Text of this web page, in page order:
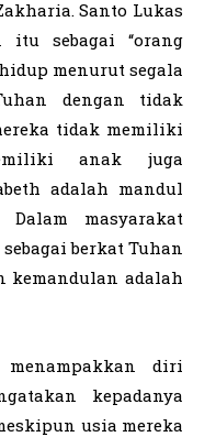
Santo Lukas
itu sebagai “orang
menurut segala
dengan tidak
tidak memiliki
anak juga
adalah mandul
masyarakat
berkat Tuhan
kemandulan adalah
diri
kepadanya
usia mereka